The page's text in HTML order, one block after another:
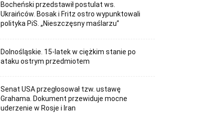
Bocheński przedstawił postulat ws.
Ukraińców. Bosak i Fritz ostro wypunktowali
polityka PiS. „Nieszczęsny maślarzu”
Dolnośląskie. 15-latek w ciężkim stanie po
ataku ostrym przedmiotem
Senat USA przegłosował tzw. ustawę
Grahama. Dokument przewiduje mocne
uderzenie w Rosje i Iran